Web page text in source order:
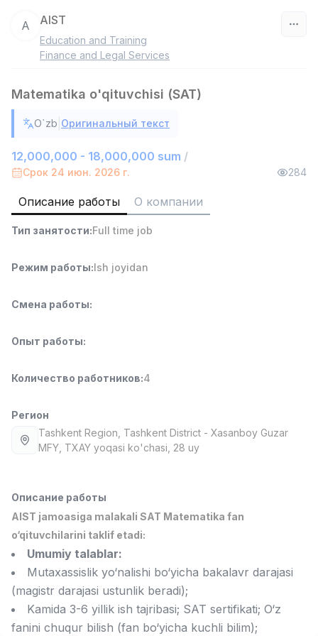
Узбекистан
Работник склада
ASIAN
Full time job
Ish joyidan
Руководитель отдела продаж
6,000,000 - 15,000,000 sum/
ASIAN
2,600,000 - 5,000,000 sum
3,000,000 - 10,000,000 sum
Full time job
Оператор по продажам (Только для
NAFF
Агент по продажам
Договорная
LION_ESTATE
Full time job
Ish joyidan
Помощник учителя (Математика) Новая
A AIST
Education and Training
Finance and Legal Services
Matematika o'qituvchisi (SAT)
O`zb Оригинальный текст
12,000,000 - 18,000,000 sum /
Срок 24 июн. 2026 г. 284
Описание работы О компании
Тип занятости:Full time job
Режим работы:Ish joyidan
Смена работы:
Опыт работы:
Количество работников:4
Регион
Tashkent Region , Tashkent District - Xasanboy Guzar
MFY, TXAY yoqasi ko'chasi, 28 uy
Описание работы
AIST jamoasiga malakali SAT Matematika fan
o‘qituvchilarini taklif etadi:
Umumiy talablar:
Mutaxassislik yo‘nalishi bo‘yicha bakalavr darajasi
(magistr darajasi ustunlik beradi);
Kamida 3-6 yillik ish tajribasi; SAT sertifikati; O‘z
fanini chuqur bilish (fan bo‘yicha kuchli bilim);
Вакансии Категории Компании Профиль